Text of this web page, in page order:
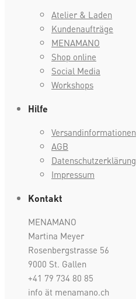
Atelier & Laden
Kundenaufträge
MENAMANO
Shop online
Social Media
Workshops
Hilfe
Versandinformationen
AGB
Datenschutzerklärung
Impressum
Kontakt
MENAMANO
Martina Meyer
Rosenbergstrasse 56
9000 St. Gallen
+41 79 734 80 85
info ät menamano.ch